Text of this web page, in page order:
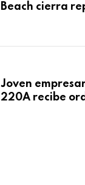
Beach cierra
Joven
220A recibe